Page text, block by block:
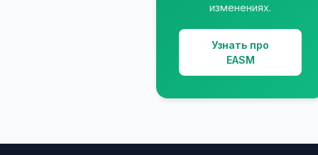
изменениях.
Узнать про
EASM